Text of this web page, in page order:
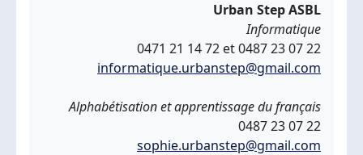
Urban Step ASBL
Informatique
0471 21 14 72 et 0487 23 07 22
informatique.urbanstep@gmail.com
Alphabétisation et apprentissage du français
0487 23 07 22
sophie.urbanstep@gmail.com